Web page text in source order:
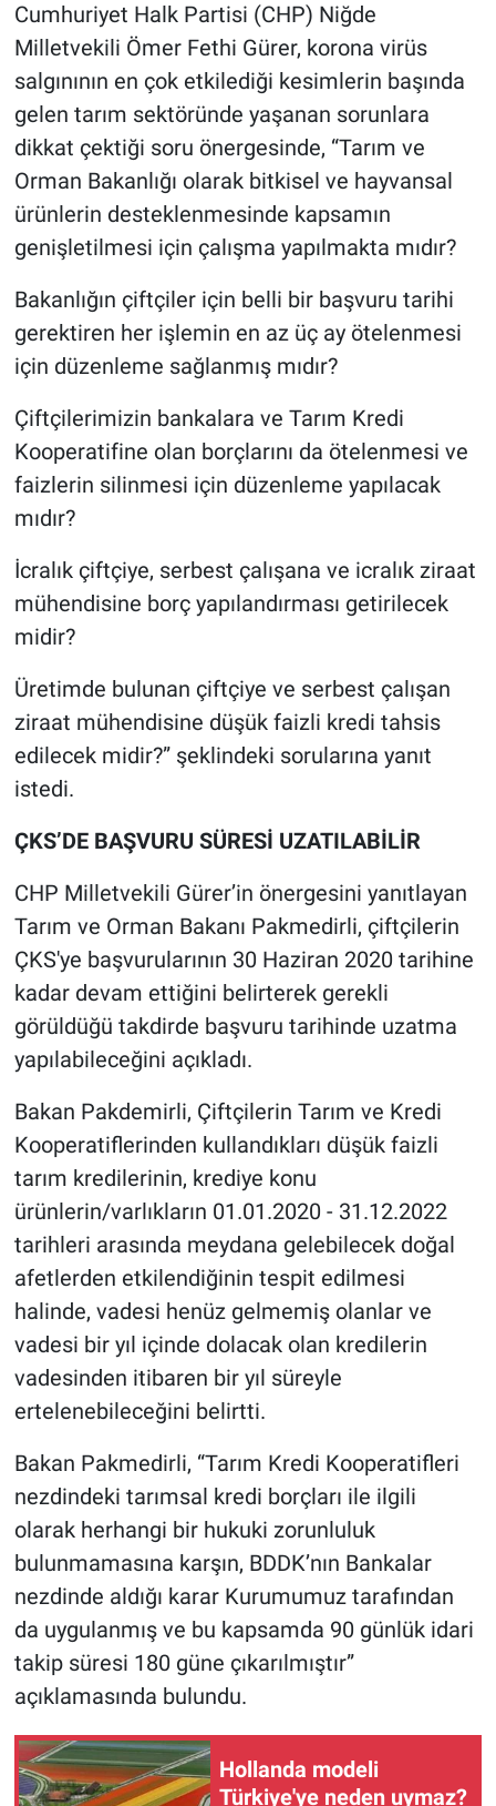
Cumhuriyet Halk Partisi (CHP) Niğde
Milletvekili Ömer Fethi Gürer, korona virüs
salgınının en çok etkilediği kesimlerin başında
gelen tarım sektöründe yaşanan sorunlara
dikkat çektiği soru önergesinde, “Tarım ve
Orman Bakanlığı olarak bitkisel ve hayvansal
ürünlerin desteklenmesinde kapsamın
genişletilmesi için çalışma yapılmakta mıdır?
Bakanlığın çiftçiler için belli bir başvuru tarihi
gerektiren her işlemin en az üç ay ötelenmesi
için düzenleme sağlanmış mıdır?
Çiftçilerimizin bankalara ve Tarım Kredi
Kooperatifine olan borçlarını da ötelenmesi ve
faizlerin silinmesi için düzenleme yapılacak
mıdır?
İcralık çiftçiye, serbest çalışana ve icralık ziraat
mühendisine borç yapılandırması getirilecek
midir?
Üretimde bulunan çiftçiye ve serbest çalışan
ziraat mühendisine düşük faizli kredi tahsis
edilecek midir?” şeklindeki sorularına yanıt
istedi.
ÇKS’DE BAŞVURU SÜRESİ UZATILABİLİR
CHP Milletvekili Gürer’in önergesini yanıtlayan
Tarım ve Orman Bakanı Pakmedirli, çiftçilerin
ÇKS'ye başvurularının 30 Haziran 2020 tarihine
kadar devam ettiğini belirterek gerekli
görüldüğü takdirde başvuru tarihinde uzatma
yapılabileceğini açıkladı.
Bakan Pakdemirli, Çiftçilerin Tarım ve Kredi
Kooperatiflerinden kullandıkları düşük faizli
tarım kredilerinin, krediye konu
ürünlerin/varlıkların 01.01.2020 - 31.12.2022
tarihleri arasında meydana gelebilecek doğal
afetlerden etkilendiğinin tespit edilmesi
halinde, vadesi henüz gelmemiş olanlar ve
vadesi bir yıl içinde dolacak olan kredilerin
vadesinden itibaren bir yıl süreyle
ertelenebileceğini belirtti.
Bakan Pakmedirli, “Tarım Kredi Kooperatifleri
nezdindeki tarımsal kredi borçları ile ilgili
olarak herhangi bir hukuki zorunluluk
bulunmamasına karşın, BDDK’nın Bankalar
nezdinde aldığı karar Kurumumuz tarafından
da uygulanmış ve bu kapsamda 90 günlük idari
takip süresi 180 güne çıkarılmıştır”
açıklamasında bulundu.
Hollanda modeli
Türkiye'ye neden uymaz?